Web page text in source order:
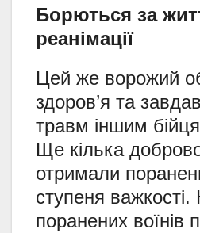
Борються за
реанімації
Цей же ворожий
здоров’я та
травм іншим
Ще кілька
отримали
ступеня важкості.
поранених воїнів